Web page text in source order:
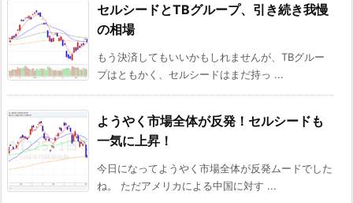
セルシードとTBグループ、引き続き我慢
の相場
もう決済してもいいかもしれませんが、TBグルー
プはともかく、セルシードはまだ持っ ...
ようやく市場全体が反発！セルシードも
一気に上昇！
今日になってようやく市場全体が反発ムードでした
ね。 ただアメリカによる中国に対す ...